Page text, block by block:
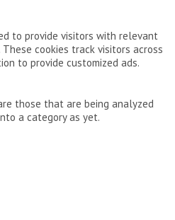
to provide visitors with relevant
cookies track visitors across
to provide customized ads.
those that are being analyzed
a category as yet.